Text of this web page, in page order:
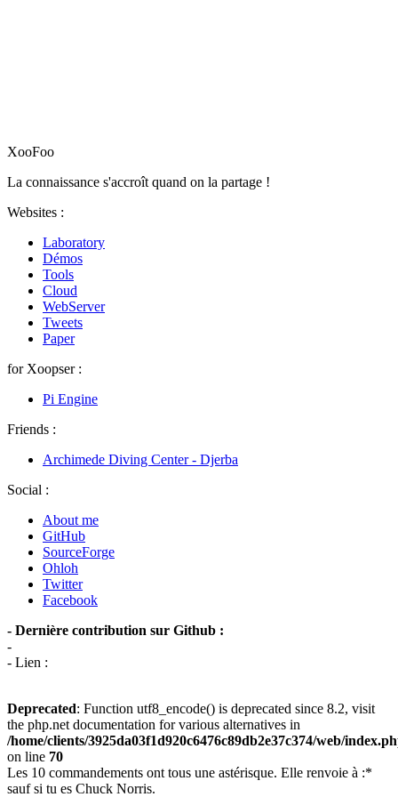
XooFoo
La connaissance s'accroît quand on la partage !
Websites :
Laboratory
Démos
Tools
Cloud
WebServer
Tweets
Paper
for Xoopser :
Pi Engine
Friends :
Archimede Diving Center - Djerba
Social :
About me
GitHub
SourceForge
Ohloh
Twitter
Facebook
- Dernière contribution sur Github :
-
- Lien :
Deprecated: Function utf8_encode() is deprecated since 8.2, visit
the php.net documentation for various alternatives in
/home/clients/3925da03f1d920c6476c89db2e37c374/web/
on line 70
Les 10 commandements ont tous une astérisque. Elle renvoie à :*
sauf si tu es Chuck Norris.